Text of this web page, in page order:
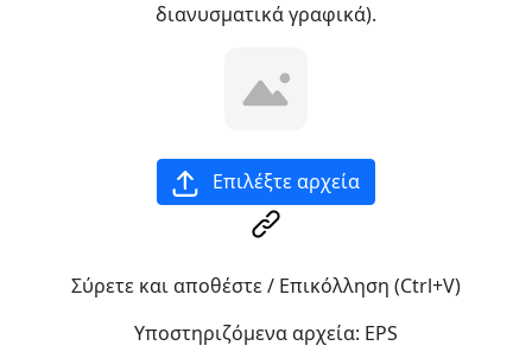
διανυσματικά γραφικά).
Επιλέξτε αρχεία
Σύρετε και αποθέστε / Επικόλληση (Ctrl+V)
Υποστηριζόμενα αρχεία: EPS